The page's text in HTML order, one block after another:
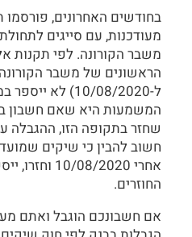
בחודשים האחרונים, פורסמו
מעודכנות, עם סייגים
משבר הקורונה. לפי תקנות
ל-10/08/2020) לא
המשמעות היא שאם חשבון
שחזר בתקופה הזו, ההגבלה
חשוב להבין כי שיקים
אחרי 10/08/
החוזרים.
אם חשבונכם הוגבל ואתם